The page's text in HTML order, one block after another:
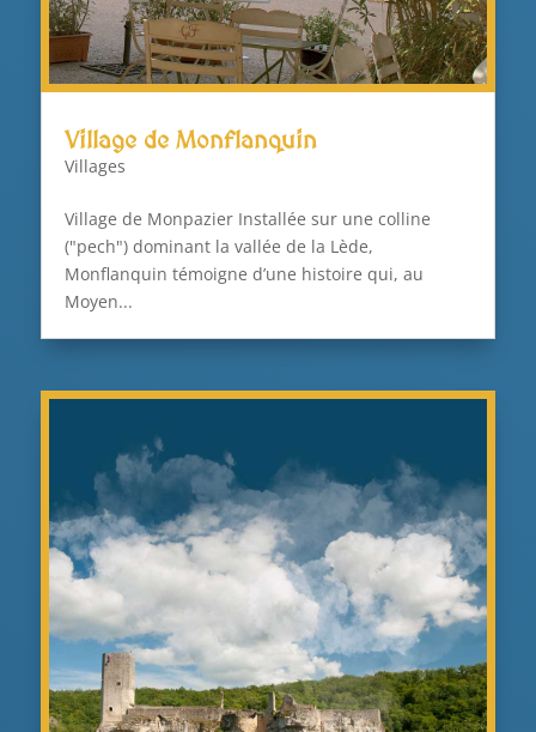
Village de Monflanquin
Villages
Village de Monpazier Installée sur une colline
("pech") dominant la vallée de la Lède,
Monflanquin témoigne d’une histoire qui, au
Moyen...